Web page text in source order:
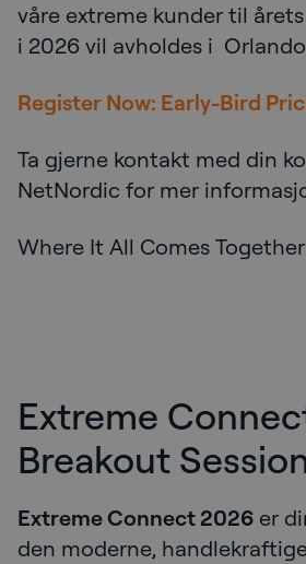
våre extreme kunder til
i 2026 vil avholdes i
Register Now: Early-Bird
Ta gjerne kontakt med din
NetNordic for mer
Where It All Comes
Extreme
Breakout
Extreme Connect 2026 er
den moderne,